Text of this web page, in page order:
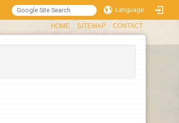
Language
HOME SITEMAP CONTACT